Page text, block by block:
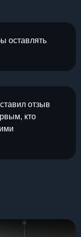
оставлять
отзыв
кто